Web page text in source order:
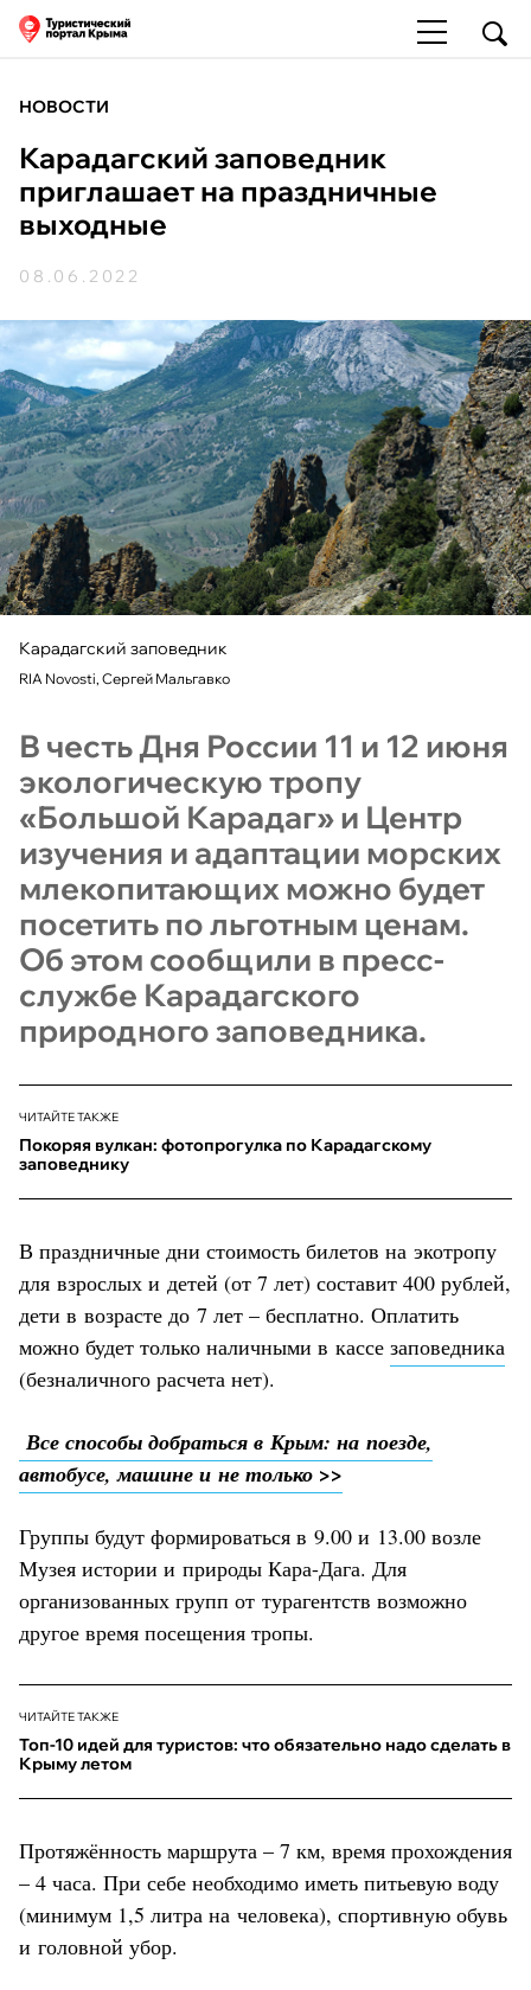
НОВОСТИ
Карадагский заповедник
приглашает на праздничные
выходные
08.06.2022
Карадагский заповедник
RIA Novosti, Сергей Мальгавко
В честь Дня России 11 и 12 июня
экологическую тропу
«Большой Карадаг» и Центр
изучения и адаптации морских
млекопитающих можно будет
посетить по льготным ценам.
Об этом сообщили в пресс-
службе Карадагского
природного заповедника.
ЧИТАЙТЕ ТАКЖЕ
Покоряя вулкан: фотопрогулка по Карадагскому
заповеднику
В праздничные дни стоимость билетов на экотропу
для взрослых и детей (от 7 лет) составит 400 рублей,
дети в возрасте до 7 лет – бесплатно. Оплатить
можно будет только наличными в кассе заповедника
(безналичного расчета нет).
Все способы добраться в Крым: на поезде,
автобусе, машине и не только >>
Группы будут формироваться в 9.00 и 13.00 возле
Музея истории и природы Кара-Дага. Для
организованных групп от турагентств возможно
другое время посещения тропы.
ЧИТАЙТЕ ТАКЖЕ
Топ-10 идей для туристов: что обязательно надо сделать в
Крыму летом
Протяжённость маршрута – 7 км, время прохождения
– 4 часа. При себе необходимо иметь питьевую воду
(минимум 1,5 литра на человека), спортивную обувь
и головной убор.